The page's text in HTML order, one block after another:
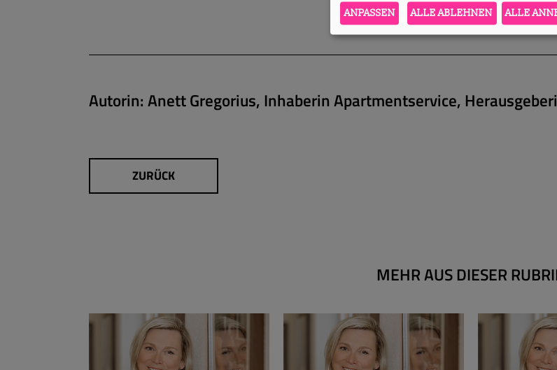
Autorin: Anett Gregorius, Inhaberin Apartmentservice,
ZURÜCK
MEHR AUS DIESER
ANPASSEN ALLE ABLEHNEN ALLE